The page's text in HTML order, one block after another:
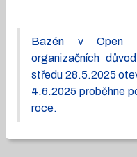
Bazén v Open
organizačních
středu 28.5.2025
4.6.2025 proběhne
roce.